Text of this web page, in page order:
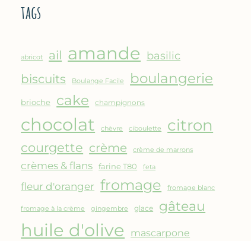
DE
CHICHE
CUISSON
AU
FOUR
tags
abricot ail amande basilic
biscuits Boulange Facile boulangerie
brioche cake champignons
chocolat chèvre ciboulette citron
courgette crème crème de marrons
crèmes & flans farine T80 feta
fleur d'oranger fromage fromage blanc
fromage à la crème gingembre glace gâteau
huile d'olive mascarpone